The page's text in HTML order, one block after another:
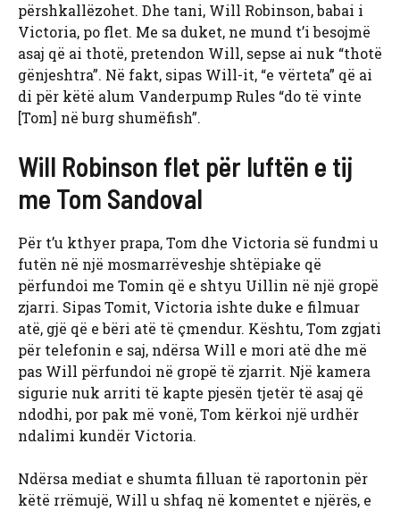
përshkallëzohet. Dhe tani, Will Robinson, babai i
Victoria, po flet. Me sa duket, ne mund t’i besojmë
asaj që ai thotë, pretendon Will, sepse ai nuk “thotë
gënjeshtra”. Në fakt, sipas Will-it, “e vërteta” që ai
di për këtë alum Vanderpump Rules “do të vinte
[Tom] në burg shumëfish”.
Will Robinson flet për luftën e tij
me Tom Sandoval
Për t’u kthyer prapa, Tom dhe Victoria së fundmi u
futën në një mosmarrëveshje shtëpiake që
përfundoi me Tomin që e shtyu Uillin në një gropë
zjarri. Sipas Tomit, Victoria ishte duke e filmuar
atë, gjë që e bëri atë të çmendur. Kështu, Tom zgjati
për telefonin e saj, ndërsa Will e mori atë dhe më
pas Will përfundoi në gropë të zjarrit. Një kamera
sigurie nuk arriti të kapte pjesën tjetër të asaj që
ndodhi, por pak më vonë, Tom kërkoi një urdhër
ndalimi kundër Victoria.
Ndërsa mediat e shumta filluan të raportonin për
këtë rrëmujë, Will u shfaq në komentet e njërës, e